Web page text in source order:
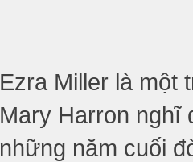
Ezra Miller là một
Mary Harron nghĩ
những năm cuối